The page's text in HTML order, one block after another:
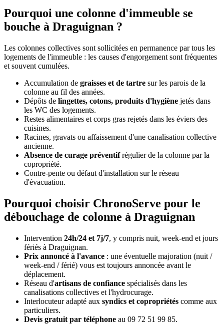
Pourquoi une colonne d'immeuble se
bouche à Draguignan ?
Les colonnes collectives sont sollicitées en permanence par tous les
logements de l'immeuble : les causes d'engorgement sont fréquentes
et souvent cumulées.
Accumulation de graisses et de tartre sur les parois de la
colonne au fil des années.
Dépôts de lingettes, cotons, produits d'hygiène jetés dans
les WC des logements.
Restes alimentaires et corps gras rejetés dans les éviers des
cuisines.
Racines, gravats ou affaissement d'une canalisation collective
ancienne.
Absence de curage préventifrégulier de la colonne par la
copropriété.
Contre-pente ou défaut d'installation sur le réseau
d'évacuation.
Pourquoi choisir ChronoServe pour le
débouchage de colonne à Draguignan
Intervention 24h/24 et 7j/7, y compris nuit, week-end et jours
fériés à Draguignan.
Prix annoncé à l'avance : une éventuelle majoration (nuit /
week-end / férié) vous est toujours annoncée avant le
déplacement.
Réseau d'artisans de confiance spécialisés dans les
canalisations collectives et l'hydrocurage.
Interlocuteur adapté aux syndics et copropriétés comme aux
particuliers.
Devis gratuit par téléphone au 09 72 51 99 85.